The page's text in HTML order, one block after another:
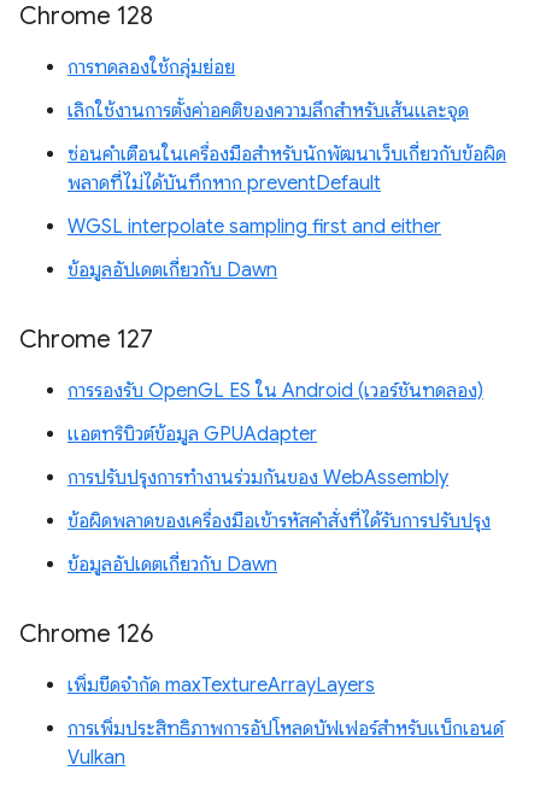
Chrome 128
การทดลองใช้กลุ่มย่อย
เลิกใช้งานการตั้งค่าอคติของความลึกสำหรับเส้นและจุด
ซ่อนคำเตือนในเครื่องมือสำหรับนักพัฒนาเว็บเกี่ยวกับข้อผิด
พลาดที่ไม่ได้บันทึกหาก preventDefault
WGSL interpolate sampling first and either
ข้อมูลอัปเดตเกี่ยวกับ Dawn
Chrome 127
การรองรับ OpenGL ES ใน Android (เวอร์ชันทดลอง)
แอตทริบิวต์ข้อมูล GPUAdapter
การปรับปรุงการทำงานร่วมกันของ WebAssembly
ข้อผิดพลาดของเครื่องมือเข้ารหัสคำสั่งที่ได้รับการปรับปรุง
ข้อมูลอัปเดตเกี่ยวกับ Dawn
Chrome 126
เพิ่มขีดจำกัด maxTextureArrayLayers
การเพิ่มประสิทธิภาพการอัปโหลดบัฟเฟอร์สำหรับแบ็กเอนด์
Vulkan